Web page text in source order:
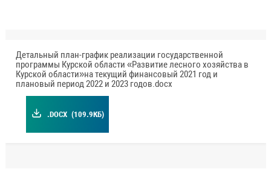
Детальный план-график реализации государственной
программы Курской области «Развитие лесного хозяйства в
Курской области»на текущий финансовый 2021 год и
плановый период 2022 и 2023 годов.docx
.DOCX (109.9КБ)